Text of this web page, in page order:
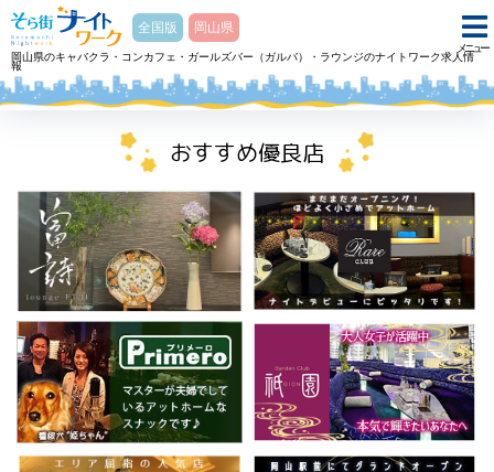
メニュー
そら街ナイトワーク
全国版
岡山県
岡山県のキャバクラ・コンカフェ・ガールズバー（ガルバ）・ラウンジのナイトワーク求人情
報
ホーム スナック Nocturne～夜想曲～ノクターンのアルバイト・求人
おすすめ優良店